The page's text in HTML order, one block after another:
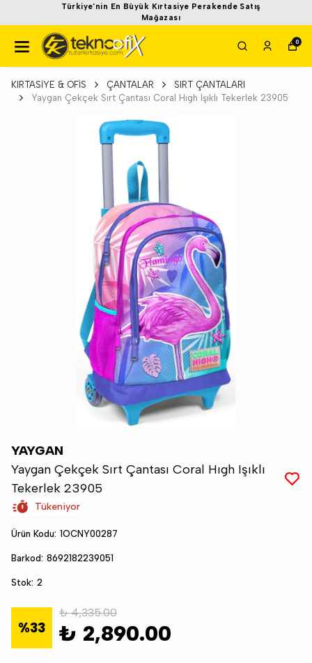
Türkiye'nin En Büyük Kırtasiye Perakende Satış
Mağazası
0
KIRTASİYE & OFİS ÇANTALAR
SIRT ÇANTALARI
Yaygan Çekçek Sırt Çantası Coral Hıgh Işıklı Tekerlek 23905
YAYGAN
Yaygan Çekçek Sırt Çantası Coral Hıgh Işıklı
Tekerlek 23905
Tükeniyor
Ürün Kodu: 1OCNY00287
Barkod: 8692182239051
Stok: 2
%33
₺ 4,335.00
₺ 2,890.00